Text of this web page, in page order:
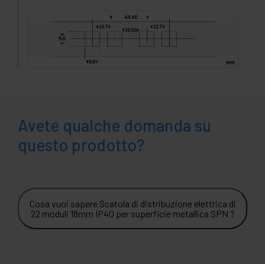
Avete qualche domanda su
questo prodotto?
Cosa vuoi sapere Scatola di distribuzione elettrica di
22 moduli 18mm IP40 per superficie metallica SPN ?